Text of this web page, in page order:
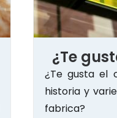
¿Te
¿Te gusta el
historia y
fabrica?